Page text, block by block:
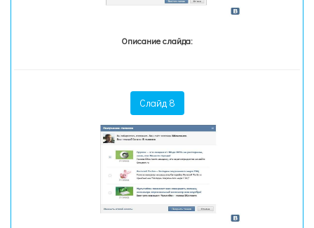
Описание слайда:
Слайд 8